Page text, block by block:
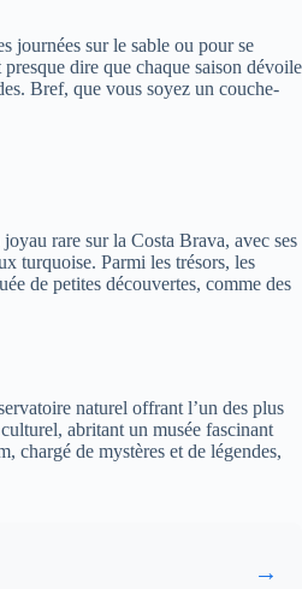
journées sur le sable ou pour se
dire que chaque saison dévoile
Bref, que vous soyez un couche-
rare sur la Costa Brava, avec ses
turquoise. Parmi les trésors, les
de petites découvertes, comme des
naturel offrant l’un des plus
abritant un musée fascinant
chargé de mystères et de légendes,
→